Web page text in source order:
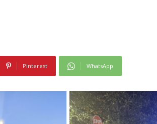
Pinterest WhatsApp